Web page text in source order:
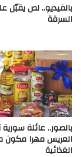
بالفيديو.. لص يقبّل
السرقة
بالصور.. عائلة
العريس مهرا مكون
الغذائية